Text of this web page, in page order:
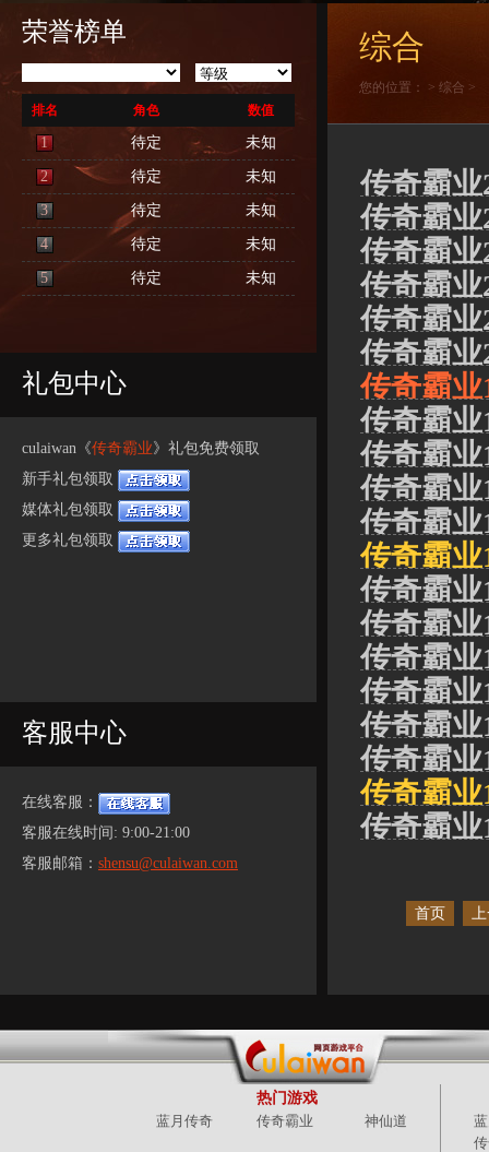
荣誉榜单
排名 角色 数值
1 待定 未知
2 待定 未知
3 待定 未知
4 待定 未知
5 待定 未知
礼包中心
culaiwan《传奇霸业》礼包免费领取
新手礼包领取
媒体礼包领取
更多礼包领取
客服中心
在线客服：
客服在线时间: 9:00-21:00
客服邮箱： shensu@culaiwan.com
综合
您的位置： > 综合 >
传奇霸
传奇霸
传奇霸业
传奇霸
传奇霸
传奇霸
传奇霸
传奇霸
传奇霸
传奇霸
传奇霸
传奇霸
传奇霸
传奇霸
传奇霸
传奇霸
传奇霸
传奇霸
传奇霸
传奇霸
首页
热门游戏
蓝月传奇 传奇霸业 神仙道